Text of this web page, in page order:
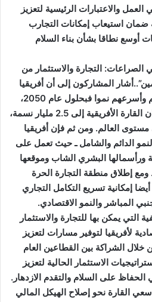
والاعتبارات الرئيسية لتعزيز
ضمان استيعاب إمكانات التجارب
أوسع نطاقا بشأن بناء السلام
الصراعات: التجارة والاستثمار من
المشاركون إلى أن أفريقيا
تعد موطنا لأصغر سكان العالم وأسرعهم نموا فبحلول عام 2050،
من المتوقع أن يصل عدد سكان القارة الأفريقية إلى 2.5 مليار نسمة،
العالم. ومن ثم فإن أفريقيا
الدائم والشامل ـ حيث تعمل على
ورأسمالها البشري الشاب وموقعها
ومع إطلاق منطقة التجارة الحرة
أيضا إمكانية تسريع التكامل التجاري
المباشر والنمو الاقتصادي.
يمكن بها للتجارة والاستثمار
لأفريقيا لتوفير مسارات لتعزيز
خلال الشراكة بين القطاعين العام
الاستثمار الحالية لتعزيز
على السلام والتقدم الازدهار.
القارة نحو إصلاح الهيكل المالي